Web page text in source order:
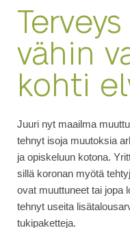
vähin
kohti
Juuri nyt maailma
tehnyt isoja muutoksia
ja opiskeluun kotona.
sillä koronan myötä
ovat muuttuneet tai jopa
tehnyt useita
tukipaketteja.